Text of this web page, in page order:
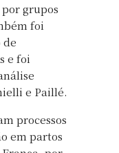
grupos
foi
de
e foi
e Paillé.
processos
em partos